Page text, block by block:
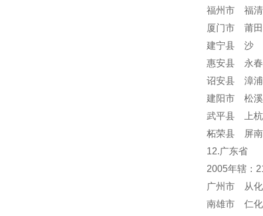
福州市 福
厦门市 莆
建宁县 沙
惠安县 永
诏安县 漳
建阳市 松
武平县 上
柘荣县 屏
12.广东省
2005年辖：
广州市 从
南雄市 仁